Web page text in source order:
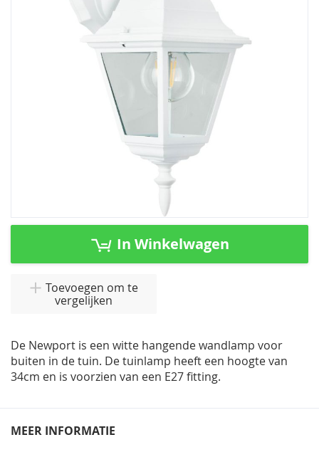
afbeeldingen-
Ga
In Winkelwagen
Toevoegen om te
vergelijken
De Newport is een witte hangende wandlamp voor
buiten in de tuin. De tuinlamp heeft een hoogte van
34cm en is voorzien van een E27 fitting.
MEER INFORMATIE